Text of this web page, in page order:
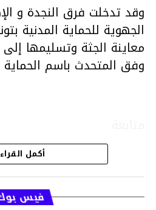
وقد تدخلت فرق النجدة و
الجهوية للحماية المدنية
معاينة الجثة وتسليمها
وفق المتحدث باسم الحماية
قسم الاخبار
أكمل
فيس